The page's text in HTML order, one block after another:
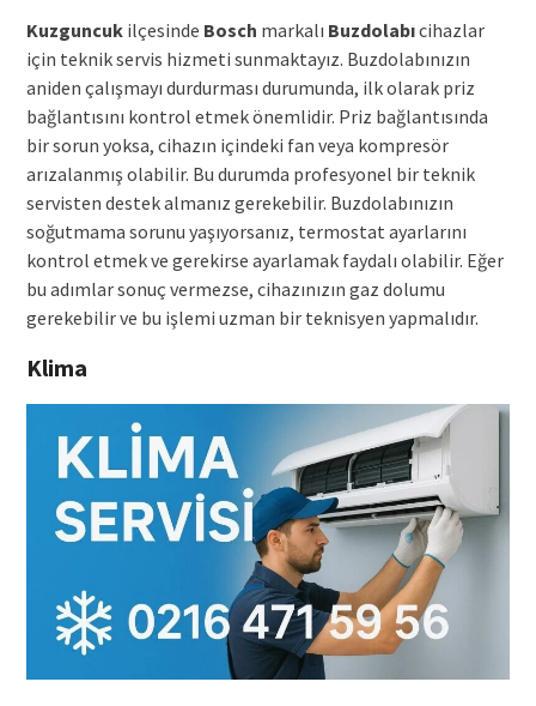
Kuzguncukilçesinde Bosch markalı Buzdolabıcihazlar
için teknik servis hizmeti sunmaktayız. Buzdolabınızın
aniden çalışmayı durdurması durumunda, ilk olarak priz
bağlantısını kontrol etmek önemlidir. Priz bağlantısında
bir sorun yoksa, cihazın içindeki fan veya kompresör
arızalanmış olabilir. Bu durumda profesyonel bir teknik
servisten destek almanız gerekebilir. Buzdolabınızın
soğutmama sorunu yaşıyorsanız, termostat ayarlarını
kontrol etmek ve gerekirse ayarlamak faydalı olabilir. Eğer
bu adımlar sonuç vermezse, cihazınızın gaz dolumu
gerekebilir ve bu işlemi uzman bir teknisyen yapmalıdır.
Klima